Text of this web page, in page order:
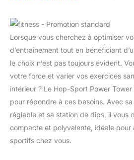
Lorsque vous cherchez à optimiser
d’entraînement tout en bénéficiant
le choix n’est pas toujours évident.
votre force et varier vos exercices
intérieur ? Le Hop-Sport Power
pour répondre à ces besoins. Avec
réglable et sa station de dips, il vous
compacte et polyvalente, idéale
sportifs chez vous.